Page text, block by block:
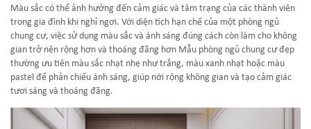
Màu sắc có thể ảnh hưởng đến cảm giác và tâm trạng của các thành viên
trong gia đình khi nghỉ ngơi. Với diện tích hạn chế của một phòng ngủ
chung cư, việc sử dụng màu sắc và ánh sáng đúng cách còn làm cho không
gian trở nên rộng hơn và thoáng đãng hơn Mẫu phòng ngủ chung cư đẹp
thường ưu tiên màu sắc nhạt nhẹ như trắng, màu xanh nhạt hoặc màu
pastel để phản chiếu ánh sáng, giúp nới rộng không gian và tạo cảm giác
tươi sáng và thoáng đãng.